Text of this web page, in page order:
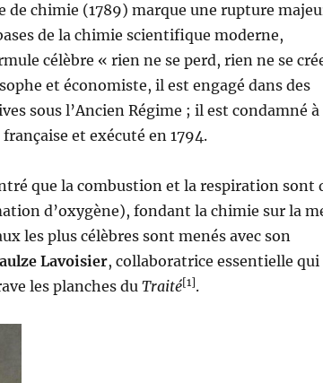
de chimie (1789) marque une rupture
de la chimie scientifique moderne,
célèbre « rien ne se perd, rien ne se
et économiste, il est engagé dans des
sous l’Ancien Régime ; il est condamné
et exécuté en 1794.
que la combustion et la respiration sont
d’oxygène), fondant la chimie sur la
les plus célèbres sont menés avec son
Lavoisier, collaboratrice essentielle
les planches duTraité[1].